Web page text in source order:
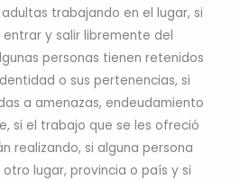
trabajando en el lugar, si
y salir libremente del
personas tienen retenidos
o sus pertenencias, si
a amenazas, endeudamiento
si el trabajo que se les ofreció
realizando, si alguna persona
lugar, provincia o país y si